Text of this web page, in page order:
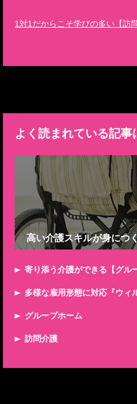
1対1だからこそ学びの多い【訪
よく読まれている記事
高い介護スキルが身につ
寄り添う介護ができる【グル
多様な雇用形態に対応『ウィ
グループホーム
訪問介護